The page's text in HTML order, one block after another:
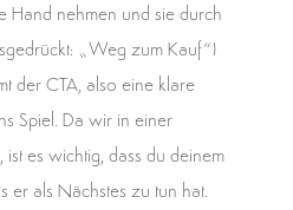
Hand nehmen und sie durch
„Weg zum Kauf“)
der CTA, also eine klare
Spiel. Da wir in einer
es wichtig, dass du deinem
er als Nächstes zu tun hat.